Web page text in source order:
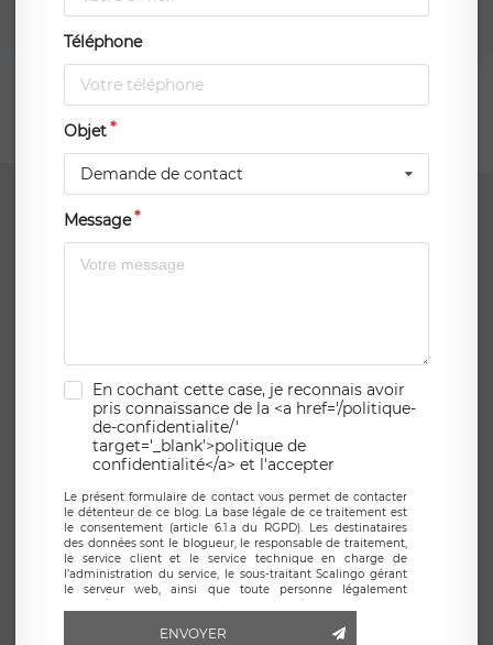
Téléphone
Objet
Demande de contact
Message
En cochant cette case, je reconnais avoir
pris connaissance de la <a href='/politique-
de-confidentialite/'
target='_blank'>politique de
confidentialité</a> et l'accepter
Le présent formulaire de contact vous permet de contacter
le détenteur de ce blog. La base légale de ce traitement est
le consentement (article 6.1.a du RGPD). Les destinataires
des données sont le blogueur, le responsable de traitement,
le service client et le service technique en charge de
l’administration du service, le sous-traitant Scalingo gérant
le serveur web, ainsi que toute personne légalement
autorisée. Le formulaire de contact à destination du
basé en France et offrant des
clauses de protection
ENVOYER